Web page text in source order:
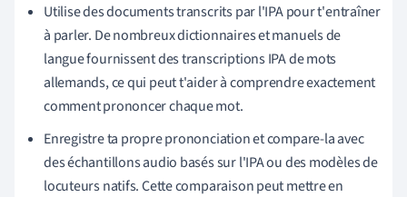
Utilise des documents transcrits par l'IPA pour t'entraîner
à parler. De nombreux dictionnaires et manuels de
langue fournissent des transcriptions IPA de mots
allemands, ce qui peut t'aider à comprendre exactement
comment prononcer chaque mot.
Enregistre ta propre prononciation et compare-la avec
des échantillons audio basés sur l'IPA ou des modèles de
locuteurs natifs. Cette comparaison peut mettre en